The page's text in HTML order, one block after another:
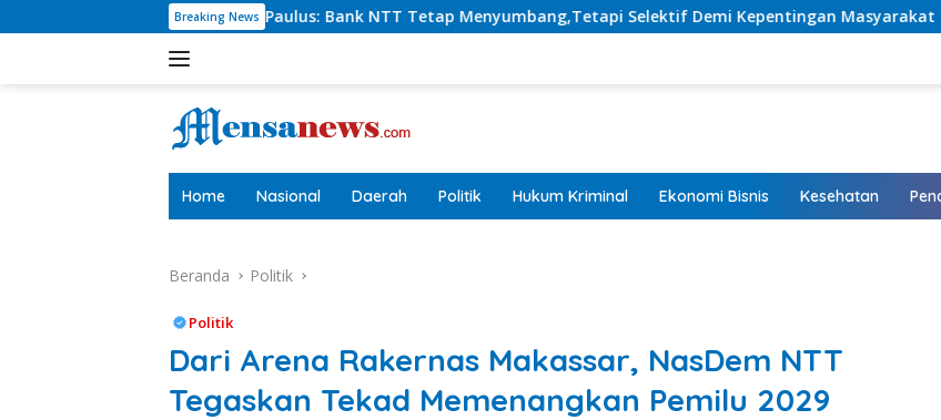
ke
Breaking News
Bank NTT Tetap Menyumbang,Tetapi Selektif Demi Kepentingan Masyarakat Listrik Hadir, Harapan
Home Nasional Daerah Politik Hukum Kriminal Ekonomi Bisnis Kesehatan
Beranda Politik
Politik
Dari Arena Rakernas Makassar, NasDem NTT
Tegaskan Tekad Memenangkan Pemilu 2029